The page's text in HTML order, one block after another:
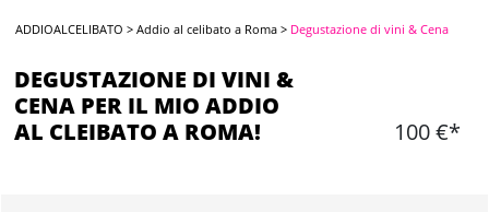
ADDIOALCELIBATO >Addio al celibato a Roma > Degustazione di vini & Cena
DEGUSTAZIONE DI VINI &
CENA PER IL MIO ADDIO
AL CLEIBATO A ROMA!
100 €*